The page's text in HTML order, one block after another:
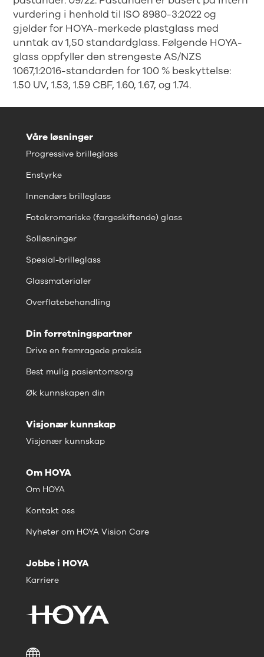
vurdering i henhold til ISO 8980-3:2022 og
gjelder for HOYA-merkede plastglass med
unntak av 1,50 standardglass. Følgende HOYA-
glass oppfyller den strengeste AS/NZS
1067,1:2016-standarden for 100 % beskyttelse:
1.50 UV, 1.53, 1.59 CBF, 1.60, 1.67, og 1.74.
Våre løsninger
Progressive brilleglass
Enstyrke
Innendørs brilleglass
Fotokromariske (fargeskiftende) glass
Solløsninger
Spesial-brilleglass
Glassmaterialer
Overflatebehandling
Din forretningspartner
Drive en fremragede praksis
Best mulig pasientomsorg
Øk kunnskapen din
Visjonær kunnskap
Visjonær kunnskap
Om HOYA
Om HOYA
Kontakt oss
Nyheter om HOYA Vision Care
Jobbe i HOYA
Karriere